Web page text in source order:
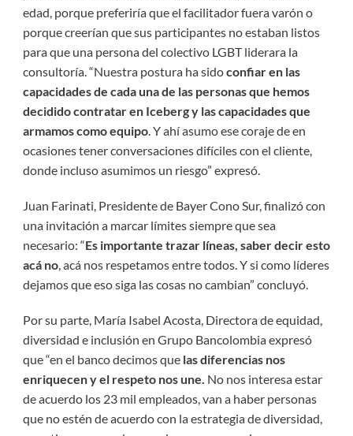
edad, porque preferiría que el facilitador fuera varón o
porque creerían que sus participantes no estaban listos
para que una persona del colectivo LGBT liderara la
consultoría. “Nuestra postura ha sidoconfiar en las
capacidades de cada una de las personas que hemos
decidido contratar en Iceberg y las capacidades que
armamos como equipo. Y ahí asumo ese coraje de en
ocasiones tener conversaciones difíciles con el cliente,
donde incluso asumimos un riesgo” expresó.
Juan Farinati, Presidente de Bayer Cono Sur, finalizó con
una invitación a marcar límites siempre que sea
necesario: “Es importante trazar líneas, saber decir esto
acá no, acá nos respetamos entre todos. Y si como líderes
dejamos que eso siga las cosas no cambian” concluyó.
Por su parte, María Isabel Acosta, Directora de equidad,
diversidad e inclusión en Grupo Bancolombia expresó
que “en el banco decimos que las diferencias nos
enriquecen y el respeto nos une. No nos interesa estar
de acuerdo los 23 mil empleados, van a haber personas
que no estén de acuerdo con la estrategia de diversidad,